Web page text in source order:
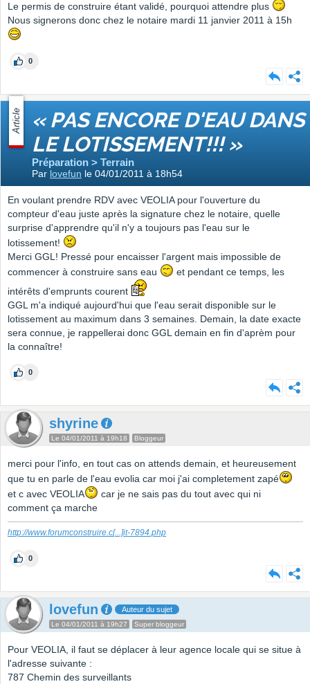
Le permis de construire étant validé, pourquoi attendre plus
Nous signerons donc chez le notaire mardi 11 janvier 2011 à 15h
0
Article « PAS ENCORE D'EAU DANS
LE LOTISSEMENT!!! »
Préparation > Terrain
Par lovefun le 04/01/2011 à 18h54
En voulant prendre RDV avec VEOLIA pour l'ouverture du
compteur d'eau juste après la signature chez le notaire, quelle
surprise d'apprendre qu'il n'y a toujours pas l'eau sur le
lotissement!
Merci GGL! Pressé pour encaisser l'argent mais impossible de
commencer à construire sans eau
et pendant ce temps, les
intérêts d'emprunts courent
GGL m'a indiqué aujourd'hui que l'eau serait disponible sur le
lotissement au maximum dans 3 semaines. Demain, la date exacte
sera connue, je rappellerai donc GGL demain en fin d'aprèm pour
la connaître!
0
shyrine
Le 04/01/2011 à 19h18 Bloggeur
merci pour l'info, en tout cas on attends demain, et heureusement
que tu en parle de l'eau evolia car moi j'ai completement zapé
et c avec VEOLIA
car je ne sais pas du tout avec qui ni
comment ça marche
http://www.forumconstruire.c[...]it-7894.php
0
lovefun Auteur du sujet
Le 04/01/2011 à 19h27 Super bloggeur
Pour VEOLIA, il faut se déplacer à leur agence locale qui se situe à
l'adresse suivante :
787 Chemin des surveillants